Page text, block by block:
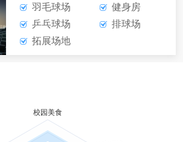
羽毛球场
健身房
乒乓球场
排球场
拓展场地